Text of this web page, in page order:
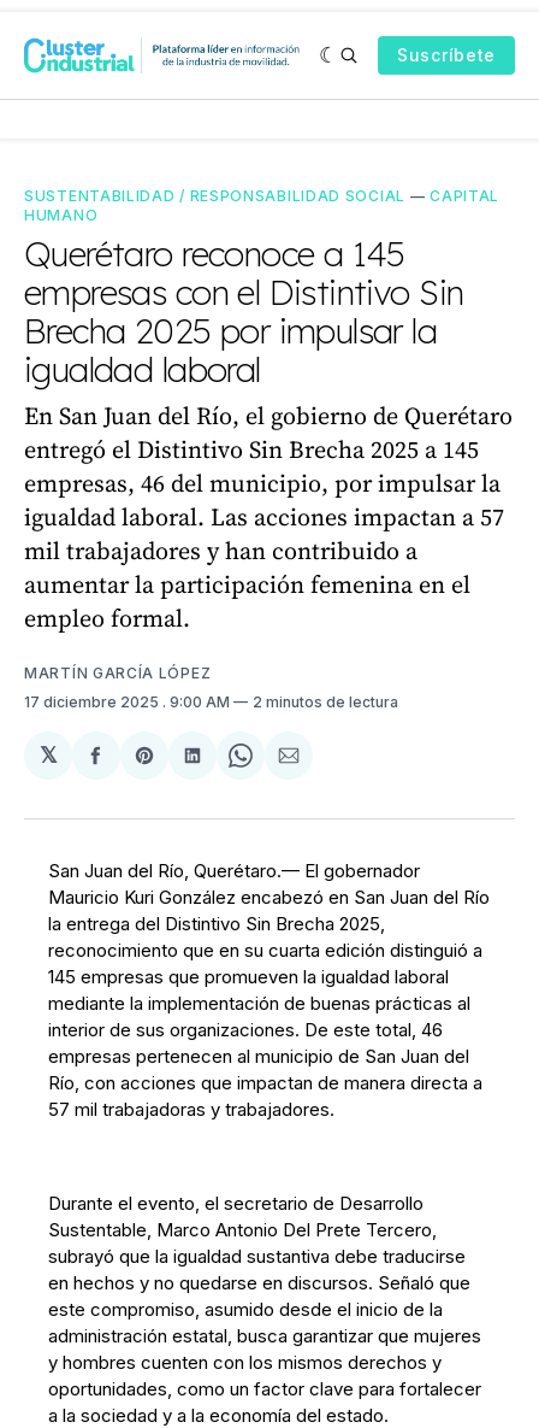
Suscríbete
SUSTENTABILIDAD / RESPONSABILIDAD SOCIAL —CAPITAL
HUMANO
Querétaro reconoce a 145
empresas con el Distintivo Sin
Brecha 2025 por impulsar la
igualdad laboral
En San Juan del Río, el gobierno de Querétaro
entregó el Distintivo Sin Brecha 2025 a 145
empresas, 46 del municipio, por impulsar la
igualdad laboral. Las acciones impactan a 57
mil trabajadores y han contribuido a
aumentar la participación femenina en el
empleo formal.
MARTÍN GARCÍA LÓPEZ
17 diciembre 2025 . 9:00 AM 2 minutos de lectura
𝕏
Compartir
Facebook
Share
Pinterest
Compartir
LinkedIn
Share
WhatsApp
Compartir
Email
San Juan del Río, Querétaro.— El gobernador
Mauricio Kuri González encabezó en San Juan del Río
la entrega del Distintivo Sin Brecha 2025,
reconocimiento que en su cuarta edición distinguió a
145 empresas que promueven la igualdad laboral
mediante la implementación de buenas prácticas al
interior de sus organizaciones. De este total, 46
empresas pertenecen al municipio de San Juan del
Río, con acciones que impactan de manera directa a
57 mil trabajadoras y trabajadores.
Durante el evento, el secretario de Desarrollo
Sustentable, Marco Antonio Del Prete Tercero,
subrayó que la igualdad sustantiva debe traducirse
en hechos y no quedarse en discursos. Señaló que
este compromiso, asumido desde el inicio de la
administración estatal, busca garantizar que mujeres
y hombres cuenten con los mismos derechos y
oportunidades, como un factor clave para fortalecer
a la sociedad y a la economía del estado.